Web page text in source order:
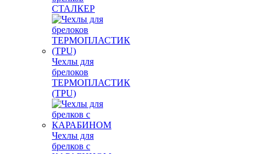
СТАЛКЕР
Чехлы для
брелоков
ТЕРМОПЛАСТИК
(TPU)
Чехлы для
брелков с